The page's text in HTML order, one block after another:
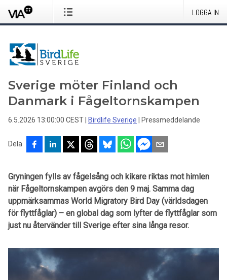
LOGGA IN
Sverige möter Finland och
Danmark i Fågeltornskampen
6.5.2026 13:00:00 CEST Birdlife Sverige Pressmeddelande
Dela
Gryningen fylls av fågelsång och kikare riktas mot himlen
när Fågeltornskampen avgörs den 9 maj. Samma dag
uppmärksammas World Migratory Bird Day (världsdagen
för flyttfåglar) – en global dag som lyfter de flyttfåglar som
just nu återvänder till Sverige efter sina långa resor.